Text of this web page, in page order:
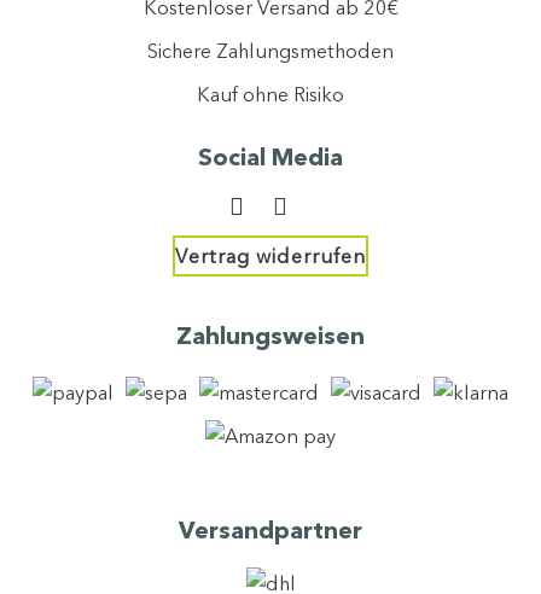
Kostenloser Versand ab 20€
Sichere Zahlungsmethoden
Kauf ohne Risiko
Social Media
Vertrag widerrufen
Zahlungsweisen
Versandpartner